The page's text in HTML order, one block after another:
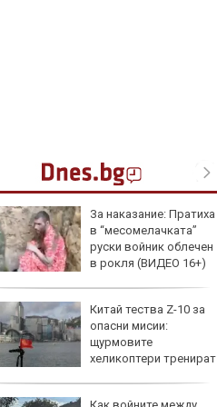
За наказание: Пратиха
в “месомелачката”
руски войник облечен
в рокля (ВИДЕО 16+)
Китай тества Z-10 за
опасни мисии:
щурмовите
хеликоптери тренират